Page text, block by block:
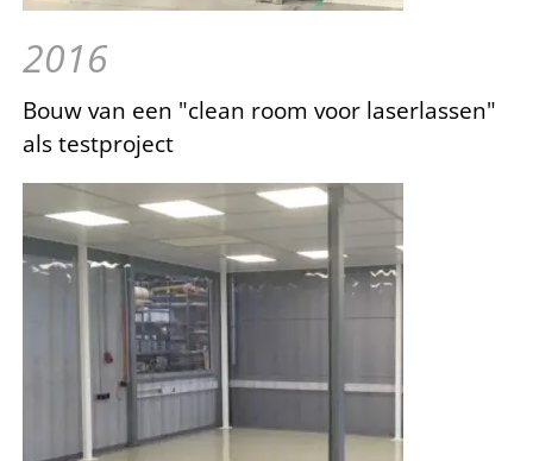
2016
Bouw van een "clean room voor laserlassen"
als testproject